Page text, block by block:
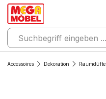
Accessoires Dekoration Raumdüfte